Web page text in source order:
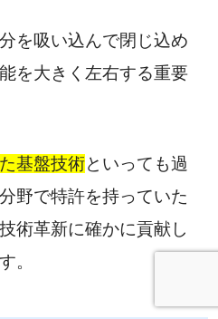
を吸い込んで閉じ込め
を大きく左右する重要
基盤技術といっても過
野で特許を持っていた
術革新に確かに貢献し
。